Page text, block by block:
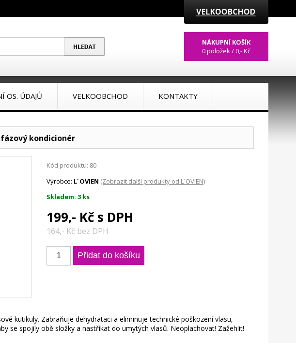
NÁKUPNÍ KOŠÍK
0 položek / 0,- Kč
OS. ÚDAJŮ VELKOOBCHOD KONTAKTY
kondicionér
Kód produktu: 80
Výrobce: L´OVIEN (Zobrazit další produkty od L´OVIEN)
Skladem: 3 ks
199,- Kč s DPH
164,- Kč bez DPH
kutikuly. Zabraňuje dehydrataci a eliminuje technické poškození vlasu,
se spojily obě složky a nastříkat do umytých vlasů. Neoplachovat! Zažehlit!